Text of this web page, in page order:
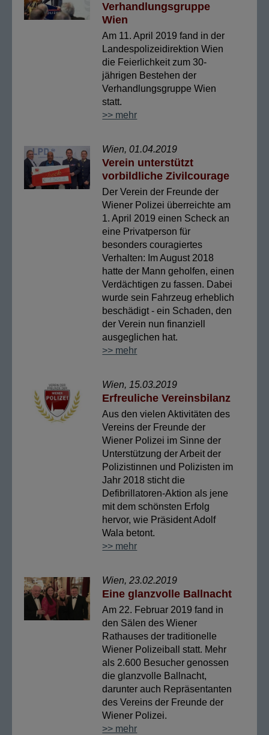
Verhandlungsgruppe
Wien
Am 11. April 2019 fand in der
Landespolizeidirektion Wien
die Feierlichkeit zum 30-
jährigen Bestehen der
Verhandlungsgruppe Wien
statt.
>> mehr
Wien, 01.04.2019
Verein unterstützt
vorbildliche Zivilcourage
Der Verein der Freunde der
Wiener Polizei überreichte am
1. April 2019 einen Scheck an
eine Privatperson für
besonders couragiertes
Verhalten: Im August 2018
hatte der Mann geholfen, einen
Verdächtigen zu fassen. Dabei
wurde sein Fahrzeug erheblich
beschädigt - ein Schaden, den
der Verein nun finanziell
ausgeglichen hat.
>> mehr
Wien, 15.03.2019
Erfreuliche Vereinsbilanz
Aus den vielen Aktivitäten des
Vereins der Freunde der
Wiener Polizei im Sinne der
Unterstützung der Arbeit der
Polizistinnen und Polizisten im
Jahr 2018 sticht die
Defibrillatoren-Aktion als jene
mit dem schönsten Erfolg
hervor, wie Präsident Adolf
Wala betont.
>> mehr
Wien, 23.02.2019
Eine glanzvolle Ballnacht
Am 22. Februar 2019 fand in
den Sälen des Wiener
Rathauses der traditionelle
Wiener Polizeiball statt. Mehr
als 2.600 Besucher genossen
die glanzvolle Ballnacht,
darunter auch Repräsentanten
des Vereins der Freunde der
Wiener Polizei.
>> mehr